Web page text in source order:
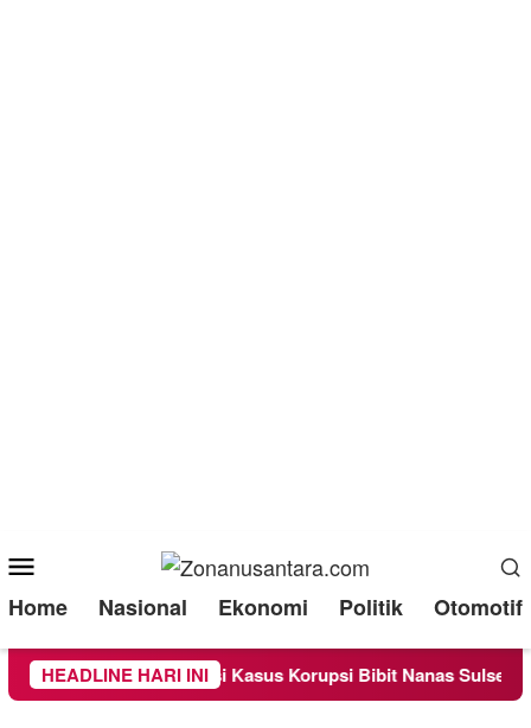
Menu
Home Nasional Ekonomi Politik Otomotif
HEADLINE HARI INI
Saksi Kasus Korupsi Bibit Nanas Sulsel Rp 52,4 Miliar